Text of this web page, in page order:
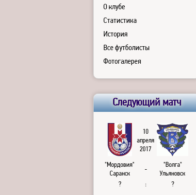
О клубе
Статистика
История
Все футболисты
Фотогалерея
Следующий матч
10
апреля
2017
"Мордовия"
Саранск
-
"Волга"
Ульяновск
?
: ?